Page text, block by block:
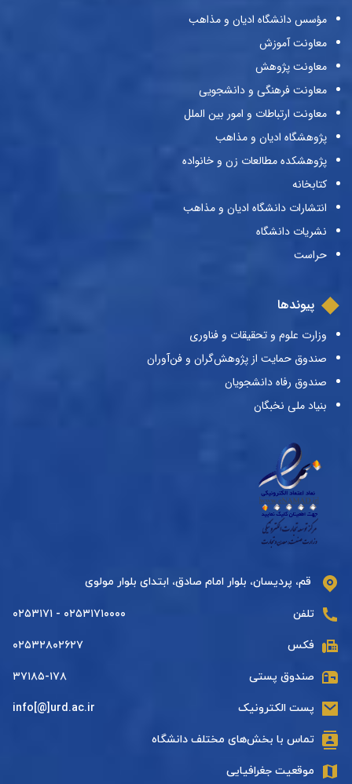
مؤسس دانشگاه ادیان و مذاهب
معاونت آموزش
معاونت پژوهش
معاونت فرهنگی و دانشجویی
معاونت ارتباطات و امور بین الملل
پژوهشگاه ادیان و مذاهب
پژوهشکده مطالعات زن و خانواده
کتابخانه
انتشارات دانشگاه ادیان و مذاهب
نشریات دانشگاه
حراست
پیوندها
وزارت علوم و تحقیقات و فناوری
صندوق حمایت از پژوهش‌گران و فن‌آوران
صندوق رفاه دانشجویان
بنیاد ملی نخبگان
قم، پردیسان، بلوار امام صادق، ابتدای بلوار مولوی
تلفن ۰۲۵۳۱۷۱۰۰۰۰ - ۰۲۵۳۱۷۱
فکس ۰۲۵۳۲۸۰۲۶۲۷
صندوق پستی ۳۷۱۸۵-۱۷۸
پست الکترونیک info[@]urd.ac.ir
تماس با بخش‌های مختلف دانشگاه
موقعیت جغرافیایی